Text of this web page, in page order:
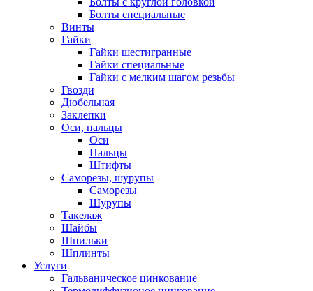
Болты специальные
Винты
Гайки
Гайки шестигранные
Гайки специальные
Гайки с мелким шагом резьбы
Гвозди
Дюбельная
Заклепки
Оси, пальцы
Оси
Пальцы
Штифты
Саморезы, шурупы
Саморезы
Шурупы
Такелаж
Шайбы
Шпильки
Шплинты
Услуги
Гальваническое цинкование